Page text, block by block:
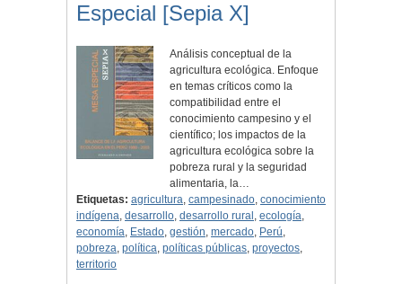
Especial [Sepia X]
Análisis conceptual de la
agricultura ecológica. Enfoque
en temas críticos como la
compatibilidad entre el
conocimiento campesino y el
científico; los impactos de la
agricultura ecológica sobre la
pobreza rural y la seguridad
alimentaria, la…
Etiquetas: agricultura, campesinado, conocimiento
indígena, desarrollo, desarrollo rural , ecología,
economía, Estado, gestión, mercado, Perú,
pobreza, política, políticas públicas, proyectos,
territorio